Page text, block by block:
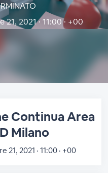
2021 · 11:00 · +00
Continua Area
Milano
2021 · 11:00 · +00